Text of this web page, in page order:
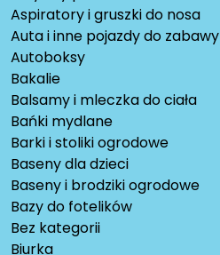
Aspiratory i gruszki do nosa
Auta i inne pojazdy do zabawy
Autoboksy
Bakalie
Balsamy i mleczka do ciała
Bańki mydlane
Barki i stoliki ogrodowe
Baseny dla dzieci
Baseny i brodziki ogrodowe
Bazy do fotelików
Bez kategorii
Biurka